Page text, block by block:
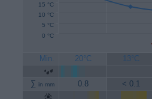
0 °C
5 °C
10 °C
15 °C
Min. 20°C 13°C
∑ in mm 0.8 < 0.1